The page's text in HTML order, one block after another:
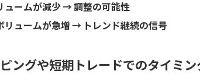
ュームが減少 → 調整の可能性
リュームが急増 → トレンド継続の信号
ングや短期トレードでのタイミン